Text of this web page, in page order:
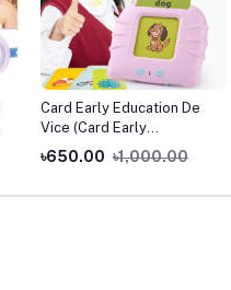
Card Early Education De
Vice (Card Early
Education Machine Words
Card Reading Learning
৳650.00 ৳1,000.00